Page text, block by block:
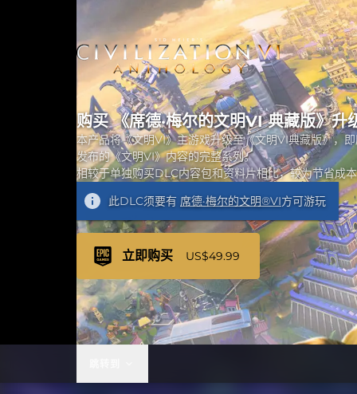
购买 《席德·梅尔的文明VI 典藏版》升
本产品将《文明VI》主游戏升级至《文明VI典藏版》，
发布的《文明VI》内容的完整系列。
相较于单独购买DLC内容包和资料片相比，较为节省成
此DLC须要有 席德·梅尔的文明®VI方可游玩
立即购买 US$49.99